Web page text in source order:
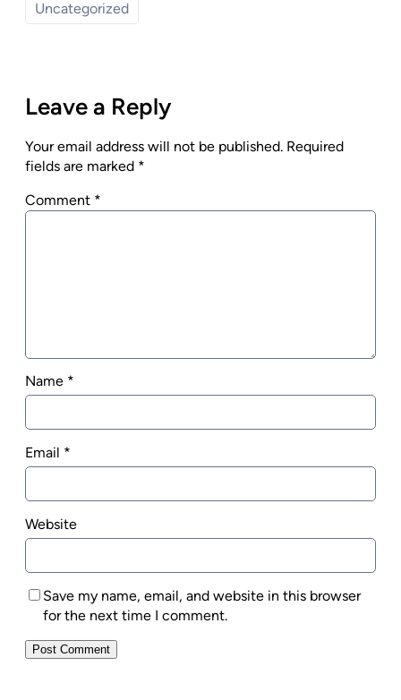
Uncategorized
Leave a Reply
Your email address will not be published. Required
fields are marked *
Comment *
Name *
Email *
Website
Save my name, email, and website in this browser
for the next time I comment.